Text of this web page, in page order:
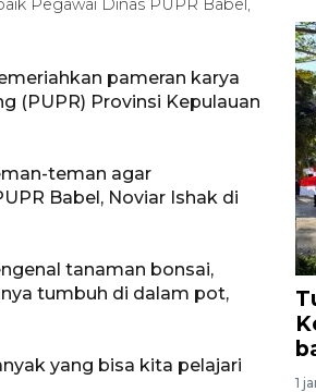
Pegawai Dinas PUPR Babel,
pameran karya
(PUPR) Provinsi Kepulauan
teman agar
Babel, Noviar Ishak di
tanaman bonsai,
tumbuh di dalam pot,
yang bisa kita pelajari
1